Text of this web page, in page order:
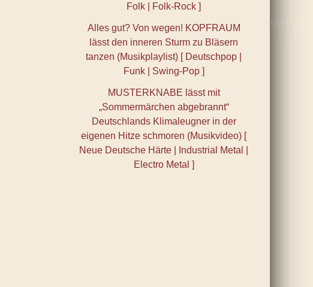
Folk | Folk-Rock ]
Alles gut? Von wegen! KOPFRAUM
lässt den inneren Sturm zu Bläsern
tanzen (Musikplaylist) [ Deutschpop |
Funk | Swing-Pop ]
MUSTERKNABE lässt mit
„Sommermärchen abgebrannt“
Deutschlands Klimaleugner in der
eigenen Hitze schmoren (Musikvideo) [
Neue Deutsche Härte | Industrial Metal |
Electro Metal ]